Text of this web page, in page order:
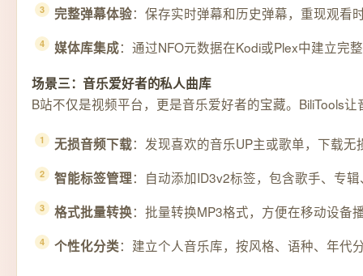
完整弹幕体验：保存实时弹幕和历史弹幕，重现观看
媒体库集成：通过NFO元数据在Kodi或Plex中建立完
场景三：音乐爱好者的私人曲库
B站不仅是视频平台，更是音乐爱好者的宝藏。BiliTools
无损音频下载：发现喜欢的音乐UP主或歌单，下载无
智能标签管理：自动添加ID3v2标签，包含歌手、专
格式批量转换：批量转换MP3格式，方便在移动设备
个性化分类：建立个人音乐库，按风格、语种、年代